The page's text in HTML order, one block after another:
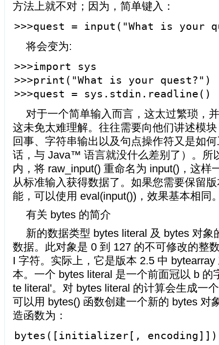
方法上就不对；因为，简单键入：
>>>quest = input("What is your
将会变为:
>>>import sys
>>>print("What is your quest?")
>>>quest = sys.stdin.readline()
对于一个简单输入而言，这太过繁琐，
这未免太难理解。往往需要向他们讲述模
回事、字符串输出以及句点操作符又是如
话，与 Java™ 语言就没什么差别了）。所
内，将 raw_input() 重命名为 input()，这样
从标准输入获得数据了。如果您需要保留
能，可以使用 eval(input())，效果基本相同
有关 bytes 的简介
新的数据类型 bytes literal 及 bytes 对象
数据。此对象是 0 到 127 的不可修改的整
I 字符。实际上，它是版本 2.5 中
本。一个 bytes literal 是一个前面冠以 b
te literal'。对 bytes literal 的计算会生成一
可以用 bytes() 函数创建一个新的 bytes 对
造函数为：
bytes([initializer[, encoding]])